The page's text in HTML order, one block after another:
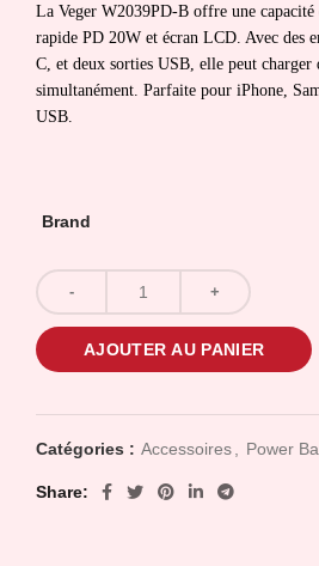
La Veger W2039PD-B offre une capacité
rapide PD 20W et écran LCD. Avec des
C, et deux sorties USB, elle peut charger
simultanément. Parfaite pour iPhone,
USB.
Brand
AJOUTER AU PANIER
Catégories : Accessoires Power
Share